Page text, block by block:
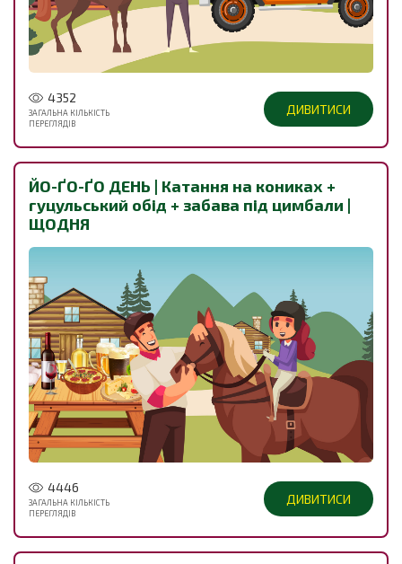
4352
ЗАГАЛЬНА КІЛЬКІСТЬ
ПЕРЕГЛЯДІВ
ДИВИТИСИ
ЙО-ҐО-ҐО ДЕНЬ | Катання на кониках +
гуцульський обід + забава під цимбали |
ЩОДНЯ
4446
ЗАГАЛЬНА КІЛЬКІСТЬ
ПЕРЕГЛЯДІВ
ДИВИТИСИ